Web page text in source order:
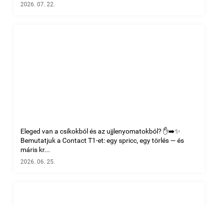
2026. 07. 22.
Eleged van a csíkokból és az ujjlenyomatokból? ✋➡️✨
Bemutatjuk a Contact T1-et: egy spricc, egy törlés — és
máris kr...
2026. 06. 25.